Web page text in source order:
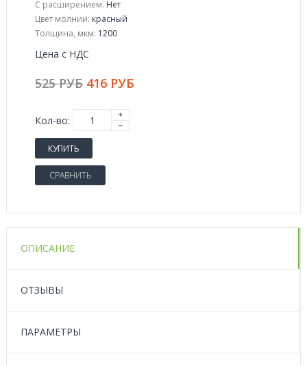
С расширением: Нет
Цвет молнии: красный
Толщина, мкм: 1200
Цена с НДС
525 РУБ 416 РУБ
Кол-во:
КУПИТЬ
СРАВНИТЬ
ОПИСАНИЕ
ОТЗЫВЫ
ПАРАМЕТРЫ